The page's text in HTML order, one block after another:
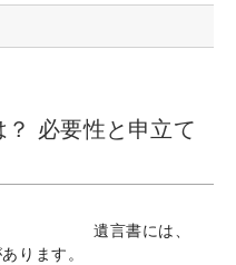
必要性と申立て
遺言書には、
ります。